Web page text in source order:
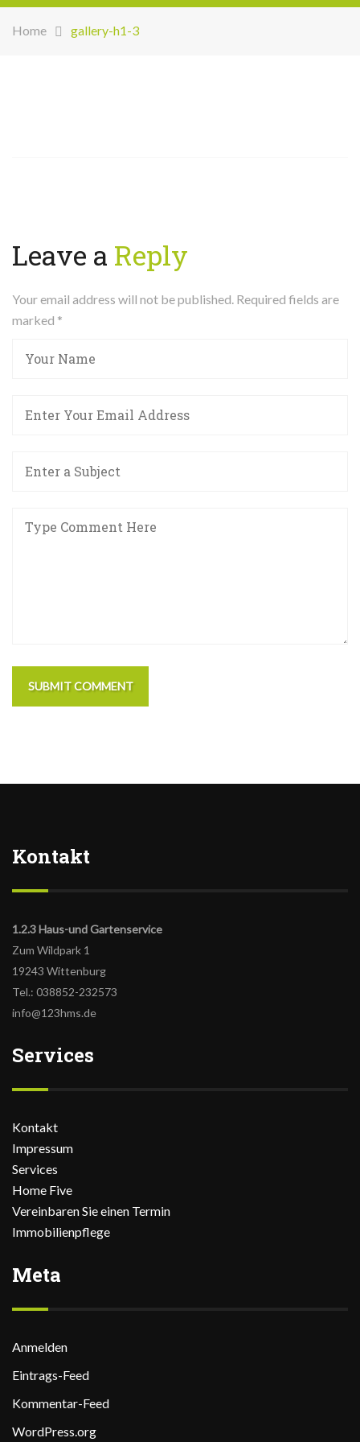
Home gallery-h1-3
Leave a Reply
Your email address will not be published. Required fields are
marked *
SUBMIT COMMENT
Kontakt
1.2.3 Haus-und Gartenservice
Zum Wildpark 1
19243 Wittenburg
Tel.: 038852-232573
info@123hms.de
Services
Kontakt
Impressum
Services
Home Five
Vereinbaren Sie einen Termin
Immobilienpflege
Meta
Anmelden
Eintrags-Feed
Kommentar-Feed
WordPress.org